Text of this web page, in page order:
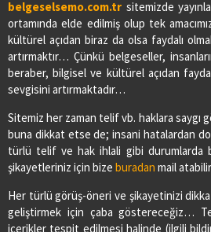
LADİK ELİF ECZANESİ
Adres:BAHŞİ MAH.GAZİ
03627713091
Adres:YENİ MAH. ÇARŞAMBA
03622901605
SAĞLIK ECZANESİ
Adres: CUMHURİYET
03626474078
belgeselsemo.com.tr sitemizde
ortamında elde edilmiş olup tek
kültürel açıdan biraz da olsa faydalı
artırmaktır… Çünkü belgeseller,
beraber, bilgisel ve kültürel açıdan
sevgisini artırmaktadır…
Sitemiz her zaman telif vb. haklara saygı
buna dikkat etse de; insani hatalardan
türlü telif ve hak ihlali gibi durumlarda
şikayetleriniz için bize buradan mail
Her türlü görüş-öneri ve şikayetinizi
geliştirmek için çaba göstereceğiz…
içerikler tespit edilmesi halinde (ilgili